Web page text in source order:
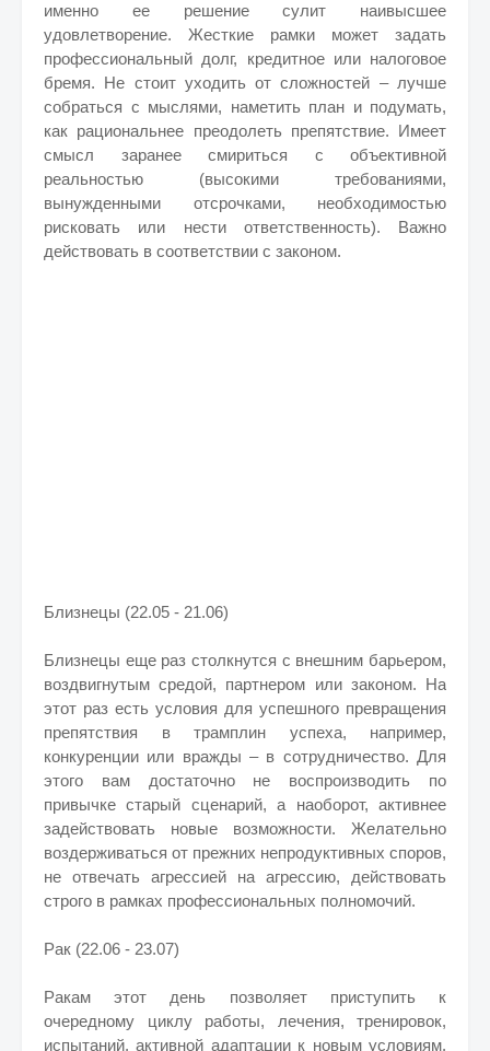
именно ее решение сулит наивысшее
удовлетворение. Жесткие рамки может задать
профессиональный долг, кредитное или налоговое
бремя. Не стоит уходить от сложностей – лучше
собраться с мыслями, наметить план и подумать,
как рациональнее преодолеть препятствие. Имеет
смысл заранее смириться с объективной
реальностью (высокими требованиями,
вынужденными отсрочками, необходимостью
рисковать или нести ответственность). Важно
действовать в соответствии с законом.
Близнецы (22.05 - 21.06)
Близнецы еще раз столкнутся с внешним барьером,
воздвигнутым средой, партнером или законом. На
этот раз есть условия для успешного превращения
препятствия в трамплин успеха, например,
конкуренции или вражды – в сотрудничество. Для
этого вам достаточно не воспроизводить по
привычке старый сценарий, а наоборот, активнее
задействовать новые возможности. Желательно
воздерживаться от прежних непродуктивных споров,
не отвечать агрессией на агрессию, действовать
строго в рамках профессиональных полномочий.
Рак (22.06 - 23.07)
Ракам этот день позволяет приступить к
очередному циклу работы, лечения, тренировок,
испытаний, активной адаптации к новым условиям.